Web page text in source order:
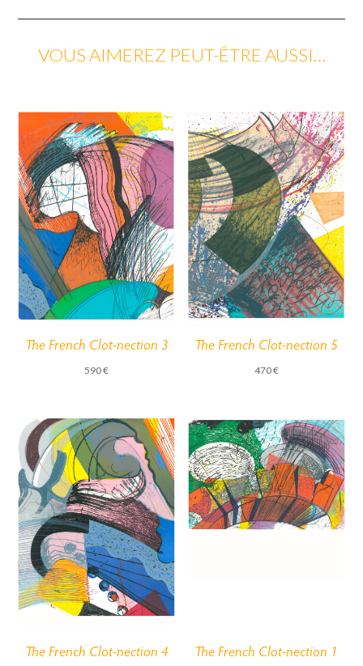
VOUS AIMEREZ PEUT-ÊTRE AUSSI…
The French Clot-nection 3
590€
The French Clot-nection 5
470€
The French Clot-nection 4 The French Clot-nection 1